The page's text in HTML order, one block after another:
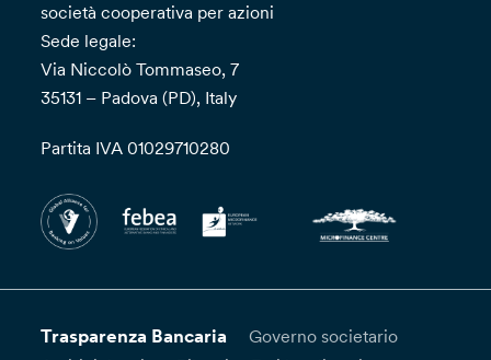
società cooperativa per azioni
Sede legale:
Via Niccolò Tommaseo, 7
35131 – Padova (PD), Italy
Partita IVA 01029710280
Trasparenza Bancaria
Governo societario